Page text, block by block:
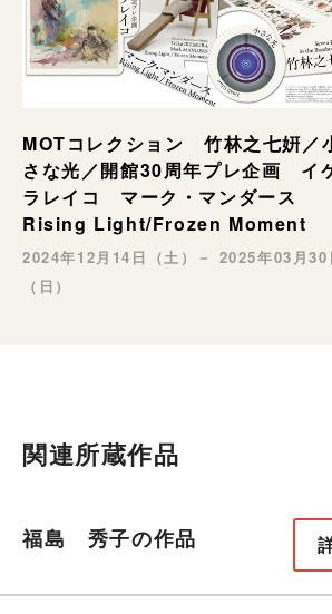
MOTコレクション 竹林之七姸／
さな光／開館30周年プレ企画 イ
ラレイコ マーク・マンダース
Rising Light/Frozen Moment
2024年12月14日（土）－ 2025年03月30
（日）
関連所蔵作品
福島 秀子の作品